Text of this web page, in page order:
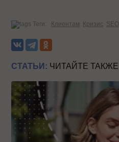
Теги: Клиентам Кризис SEO
СТАТЬИ: ЧИТАЙТЕ ТАКЖЕ